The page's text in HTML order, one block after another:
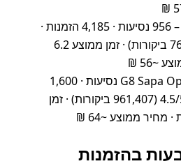
מפעיל #50864 – 956 נסיעות · 4,185 הזמנות ·
דירוג 3.99/5 (762 ביקורות) · זמן ממוצע 6.2
~56 ₪
G8 Sapa Open Tour – 952 נסיעות · 1,600
הזמנות · דירוג 4.5/5 (961,407 ביקורות) · זמן
בהזמנות